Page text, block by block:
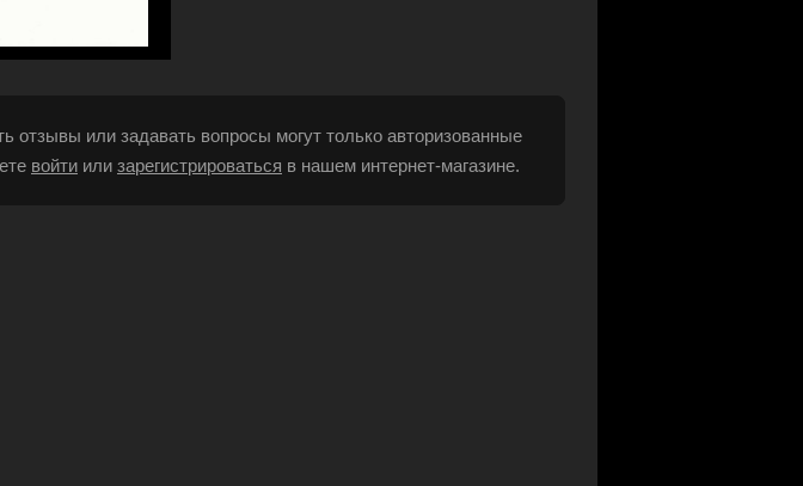
отзывы или задавать вопросы могут только авторизованные
войти или зарегистрироваться в нашем интернет-магазине.